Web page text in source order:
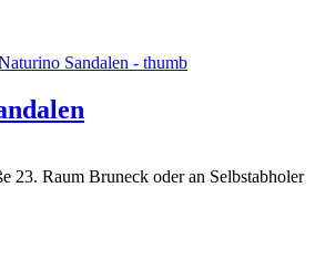
23. Raum Bruneck oder an Selbstabholer